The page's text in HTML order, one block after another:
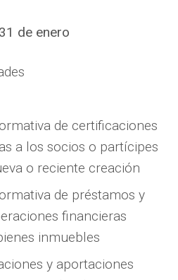
de enero
de certificaciones
a los socios o partícipes
o reciente creación
de préstamos y
financieras
inmuebles
y aportaciones